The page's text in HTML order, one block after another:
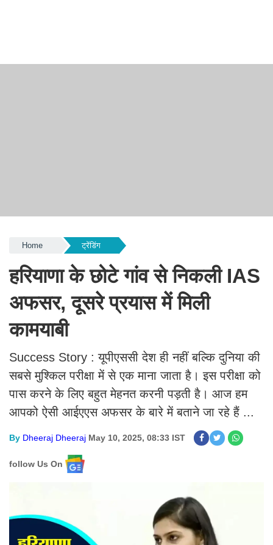
Home ट्रेंडिंग
हरियाणा के छोटे गांव से निकली IAS
अफसर, दूसरे प्रयास में मिली
कामयाबी
Success Story : यूपीएससी देश ही नहीं बल्कि दुनिया की
सबसे मुश्किल परीक्षा में से एक माना जाता है। इस परीक्षा को
पास करने के लिए बहुत मेहनत करनी पड़ती है। आज हम
आपको ऐसी आईएएस अफसर के बारे में बताने जा रहे हैं ...
By Dheeraj Dheeraj May 10, 2025, 08:33 IST
follow Us On